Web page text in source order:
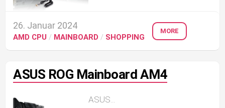
26. Januar 2024
AMD CPU / MAINBOARD / SHOPPING
MORE
ASUS ROG Mainboard AM4
ASUS...